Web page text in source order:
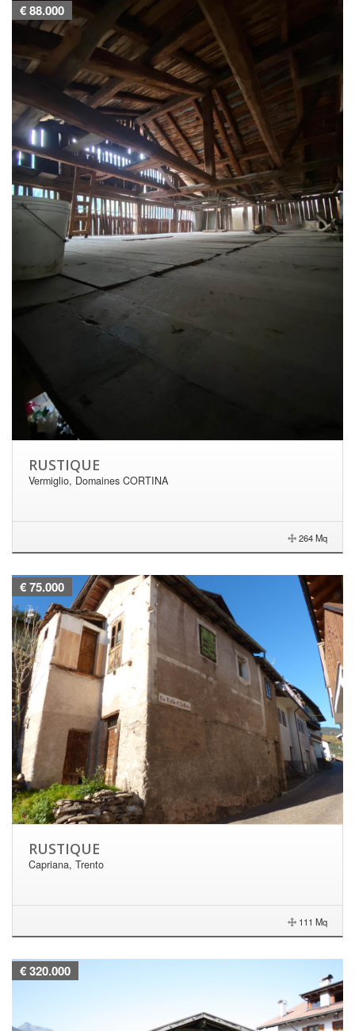
€ 88.000
RUSTIQUE
Vermiglio, Domaines CORTINA
264 Mq
€ 75.000
RUSTIQUE
Capriana, Trento
111 Mq
€ 320.000